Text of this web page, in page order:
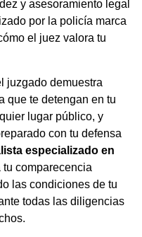
y asesoramiento legal
por la policía marca
el juez valora tu
juzgado demuestra
que te detengan en tu
lugar público, y
con tu defensa
especializado en
tu comparecencia
las condiciones de tu
todas las diligencias